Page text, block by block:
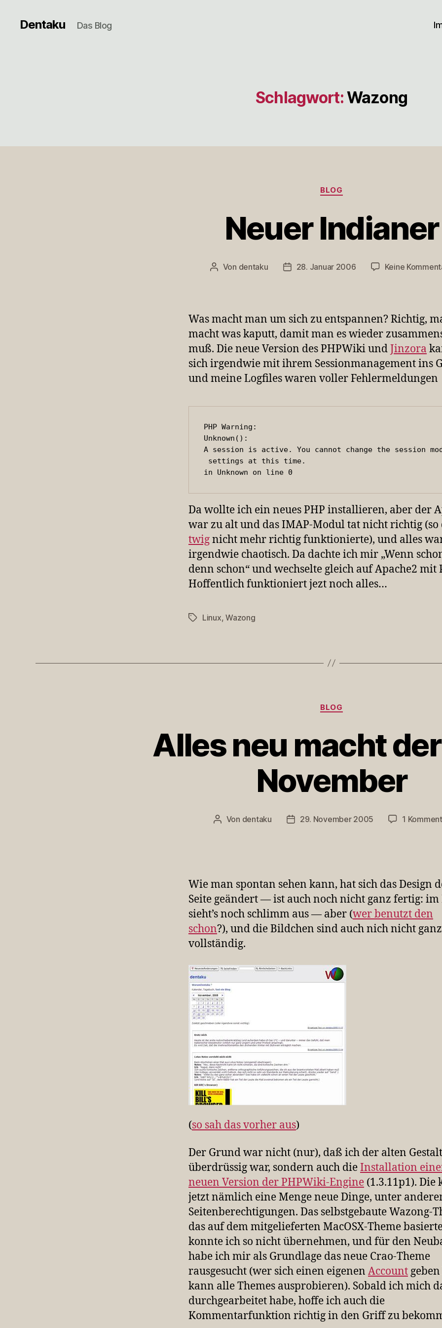
Dentaku Das Blog
Schlagwort:Wazong
Kategorien
BLOG
Neuer Indianer
Beitragsautor
Von dentaku Veröffentlichungsdatum
28. Januar 2006 Keine
Was macht man um sich zu entspannen? Richtig,
macht was kaputt, damit man es wieder
muß. Die neue Version des PHPWiki undJinzora
sich irgendwie mit ihrem Sessionmanagement ins
und meine Logfiles waren voller Fehlermeldungen
PHP Warning:
Unknown():
A session is active. You cannot change the session
settings at this time.
in Unknown on line 0
Da wollte ich ein neues PHP installieren, aber der
war zu alt und das IMAP-Modul tat nicht richtig (so
twignicht mehr richtig funktionierte), und alles
irgendwie chaotisch. Da dachte ich mir „Wenn
denn schon“ und wechselte gleich auf Apache2 mit
Hoffentlich funktioniert jezt noch alles…
Schlagwörter
Linux,Wazong
Kategorien
BLOG
Alles neu macht
November
Beitragsautor
Von dentaku Veröffentlichungsdatum
29. November 2005 1
Wie man spontan sehen kann, hat sich das Design
Seite geändert — ist auch noch nicht ganz fertig: im
sieht’s noch schlimm aus — aber (wer benutzt den
schon?), und die Bildchen sind auch nich nicht ganz
vollständig.
(so sah das vorher aus)
Der Grund war nicht (nur), daß ich der alten
überdrüssig war, sondern auch dieInstallation
neuen Version der PHPWiki-Engine (1.3.11p1). Die
jetzt nämlich eine Menge neue Dinge, unter
Seitenberechtigungen. Das selbstgebaute Wazong-
das auf dem mitgelieferten MacOSX-Theme
konnte ich so nicht übernehmen, und für den
habe ich mir als Grundlage das neue Crao-Theme
rausgesucht (wer sich einen eigenen Account
kann alle Themes ausprobieren). Sobald ich mich
durchgearbeitet habe, hoffe ich auch die
Kommentarfunktion richtig in den Griff zu